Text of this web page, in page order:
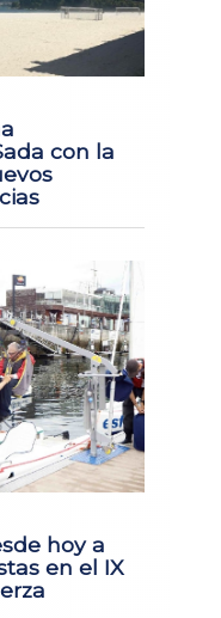
con la
hoy a
en el IX